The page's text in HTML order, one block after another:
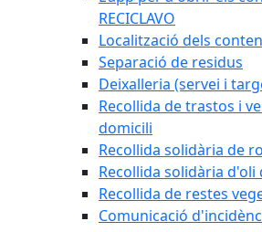
RECICLAVO
Localització dels
Separació de residus
Deixalleria (servei i
Recollida de trastos i
domicili
Recollida solidària de
Recollida solidària d'oli
Recollida de restes
Comunicació